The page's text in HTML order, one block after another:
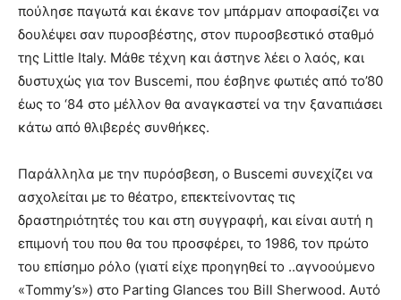
πούλησε παγωτά και έκανε τον μπάρμαν αποφασίζει να
δουλέψει σαν πυροσβέστης, στον πυροσβεστικό σταθμό
της Little Italy. Μάθε τέχνη και άστηνε λέει ο λαός, και
δυστυχώς για τον Buscemi, που έσβηνε φωτιές από το’80
έως το ‘84 στο μέλλον θα αναγκαστεί να την ξαναπιάσει
κάτω από θλιβερές συνθήκες.
Παράλληλα με την πυρόσβεση, ο Buscemi συνεχίζει να
ασχολείται με το θέατρο, επεκτείνοντας τις
δραστηριότητές του και στη συγγραφή, και είναι αυτή η
επιμονή του που θα του προσφέρει, το 1986, τον πρώτο
του επίσημο ρόλο (γιατί είχε προηγηθεί το ..αγνοούμενο
«Tommy’s») στο Parting Glances του Bill Sherwood. Αυτό